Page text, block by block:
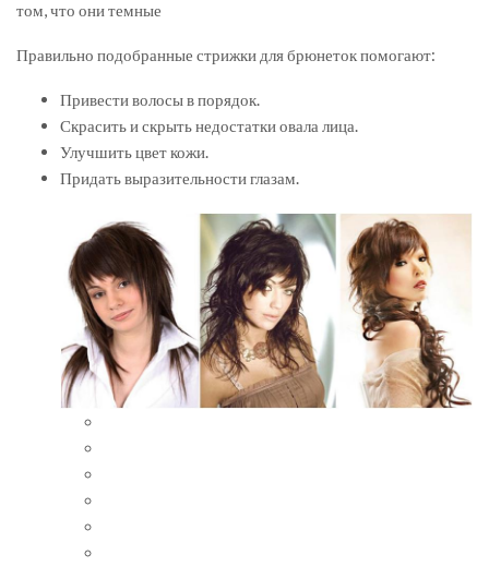
том, что они темные
Правильно подобранные стрижки для брюнеток помогают:
Привести волосы в порядок.
Скрасить и скрыть недостатки овала лица.
Улучшить цвет кожи.
Придать выразительности глазам.